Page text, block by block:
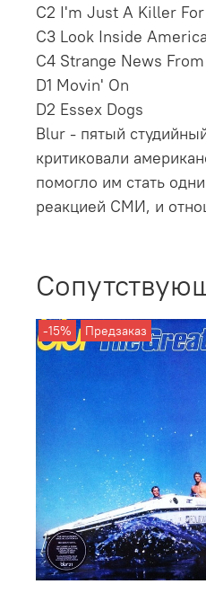
C2 I'm Just A Killer
C3 Look Inside America
C4 Strange News
D1 Movin' On
D2 Essex Dogs
Blur - пятый
критиковали
помогло им стать
реакцией СМИ, и
-15% Предзаказ